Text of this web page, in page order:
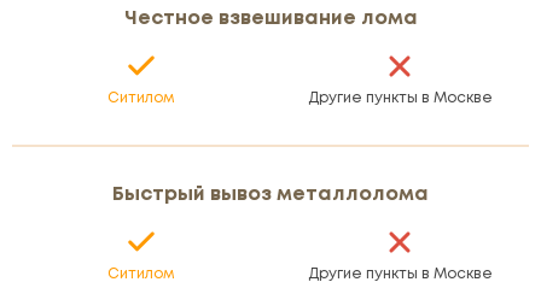
Честное взвешивание лома
Ситилом Другие пункты в Москве
Быстрый вывоз металлолома
Ситилом Другие пункты в Москве